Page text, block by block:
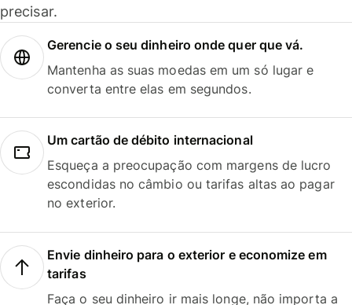
precisar.
Gerencie o seu dinheiro onde quer que vá.
Mantenha as suas moedas em um só lugar e
converta entre elas em segundos.
Um cartão de débito internacional
Esqueça a preocupação com margens de lucro
escondidas no câmbio ou tarifas altas ao pagar
no exterior.
Envie dinheiro para o exterior e economize em
tarifas
Faça o seu dinheiro ir mais longe, não importa a